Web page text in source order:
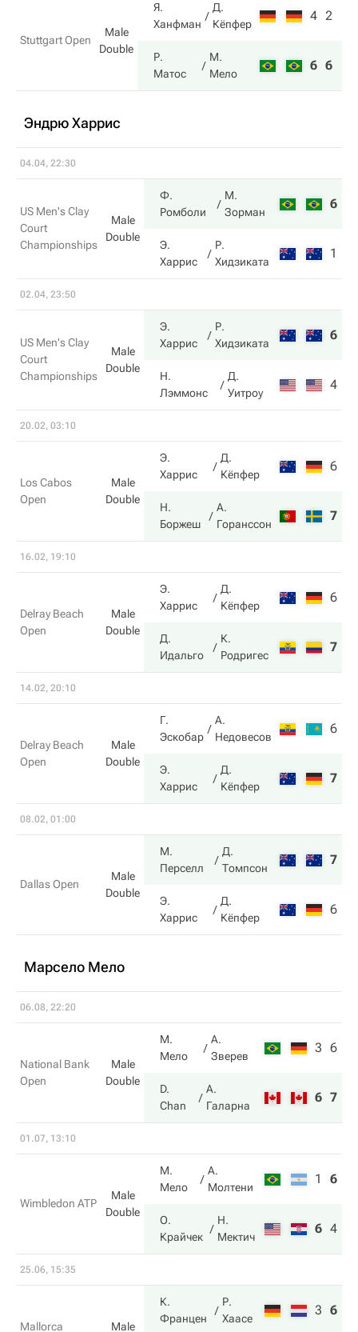
Stuttgart Open
Male
Double
Я.
Ханфман
Д.
Кёпфер
4 2
Р.
Матос
М.
Мело
6 6
Эндрю Харрис
04.04, 22:30
US Men's Clay
Court
Championships
Male
Double
Ф.
Ромболи
М.
Зорман
6
Э.
Харрис
Р.
Хидзиката
1
02.04, 23:50
US Men's Clay
Court
Championships
Male
Double
Э.
Харрис
Р.
Хидзиката
6
Н.
Лэммонс
Д.
Уитроу
4
20.02, 03:10
Los Cabos
Open
Male
Double
Э.
Харрис
Д.
Кёпфер
6
Н.
Боржеш
А.
Горанссон
7
16.02, 19:10
Delray Beach
Open
Male
Double
Э.
Харрис
Д.
Кёпфер
6
Д.
Идальго
К.
Родригес
7
14.02, 20:10
Delray Beach
Open
Male
Double
Г.
Эскобар
А.
Недовесов
6
Э.
Харрис
Д.
Кёпфер
7
08.02, 01:00
Dallas Open
Male
Double
М.
Перселл
Д.
Томпсон
7
Э.
Харрис
Д.
Кёпфер
6
Марсело Мело
06.08, 22:20
National Bank
Open
Male
Double
М.
Мело
А.
Зверев
3 6
D.
Chan
А.
Галарна
6 7
01.07, 13:10
Wimbledon ATP
Male
Double
М.
Мело
А.
Молтени
1 6
О.
Крайчек
Н.
Мектич
6 4
25.06, 15:35
Mallorca Male
К.
Францен
Р.
Хаасе
3 6